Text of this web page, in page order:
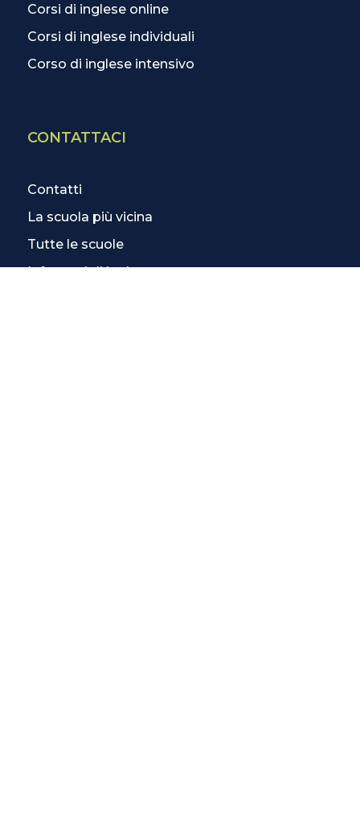
Corsi di inglese online
Corsi di inglese individuali
Corso di inglese intensivo
CONTATTACI
Contatti
La scuola più vicina
Tutte le scuole
Info corsi di inglese